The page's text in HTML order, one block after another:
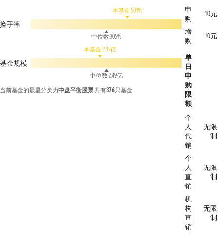
换手率
本基金 501%
中位数 305%
基金规模
本基金 2.15亿
中位数 2.49亿
当前基金的晨星分类为中盘平衡股票共有376只基金
申
购
10元
增
购
10元
单
日
申
购
限
额
个
人
代
销
无限
制
个
人
直
销
无限
制
机
构
直
销
无限
制